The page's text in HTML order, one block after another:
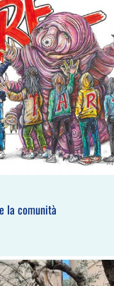
riparte la
la comunità